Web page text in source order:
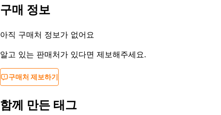
등록일
구매 정보
아직 구매처 정보가 없어요
알고 있는 판매처가 있다면 제보해주세요.
구매처 제보하기
함께 만든 태그